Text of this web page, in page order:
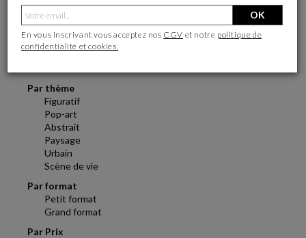
PEINTURES
À découvrir
Best-sellers
Par thème
Figuratif
Pop-art
Abstrait
Paysage
Urbain
Scène de vie
Par format
Petit format
Grand format
Par Prix
OK
En vous inscrivant vous acceptez nos CGV et notre politique de
confidentialité et cookies.